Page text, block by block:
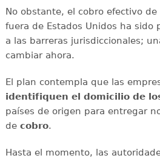
No obstante, el cobro efectivo
fuera de Estados Unidos ha sido
a las barreras jurisdiccionales;
cambiar ahora.
El plan contempla que las
identifiquen el domicilio de
países de origen para entregar
de cobro.
Hasta el momento, las